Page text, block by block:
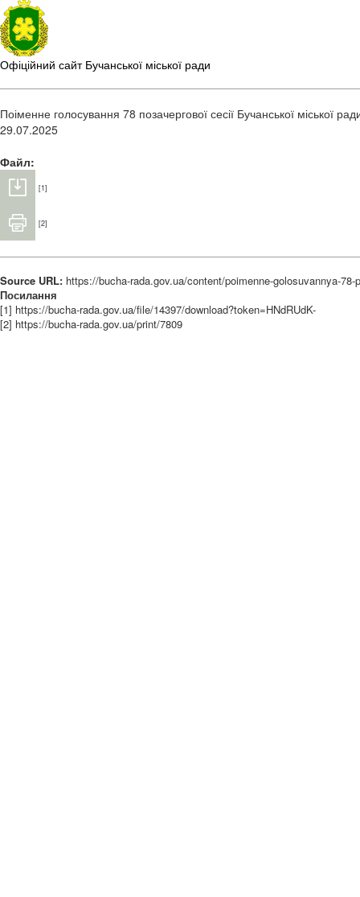
Офіційний сайт Бучанської міської ради
Поіменне голосування 78 позачергової сесії Бучанської міської
29.07.2025
Файл:
[1]
[2]
Source URL: https://bucha-rada.gov.ua/content/poimenne-golosuvannya-
Посилання
[1] https://bucha-rada.gov.ua/file/14397/download?token=HNdRUdK-
[2] https://bucha-rada.gov.ua/print/7809